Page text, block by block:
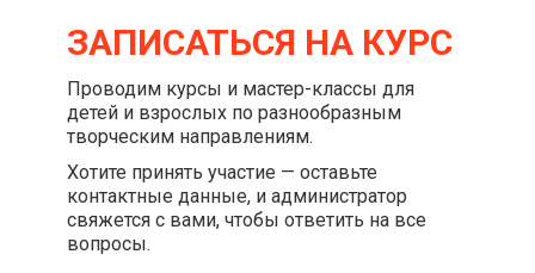
ЗАПИСАТЬСЯ НА КУРС
Проводим курсы и мастер-классы для
детей и взрослых по разнообразным
творческим направлениям.
Хотите принять участие — оставьте
контактные данные, и администратор
свяжется с вами, чтобы ответить на все
вопросы.